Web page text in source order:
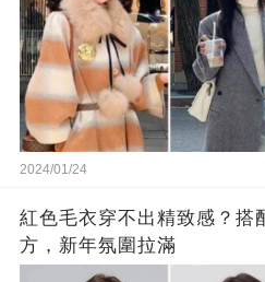
2024/01/24
紅色毛衣穿不出精致感？搭
方，新年氛圍拉滿